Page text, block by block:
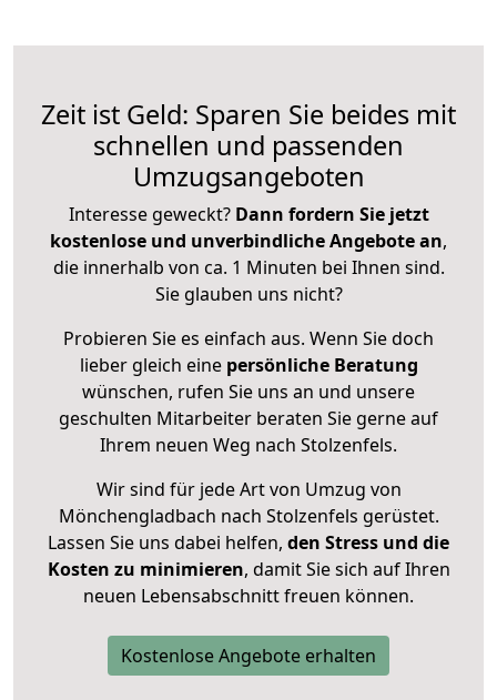
Zeit ist Geld: Sparen Sie beides mit
schnellen und passenden
Umzugsangeboten
Interesse geweckt? Dann fordern Sie jetzt
kostenlose und unverbindliche Angebote an,
die innerhalb von ca. 1 Minuten bei Ihnen sind.
Sie glauben uns nicht?
Probieren Sie es einfach aus. Wenn Sie doch
lieber gleich eine persönliche Beratung
wünschen, rufen Sie uns an und unsere
geschulten Mitarbeiter beraten Sie gerne auf
Ihrem neuen Weg nach Stolzenfels.
Wir sind für jede Art von Umzug von
Mönchengladbach nach Stolzenfels gerüstet.
Lassen Sie uns dabei helfen, den Stress und die
Kosten zu minimieren, damit Sie sich auf Ihren
neuen Lebensabschnitt freuen können.
Kostenlose Angebote erhalten